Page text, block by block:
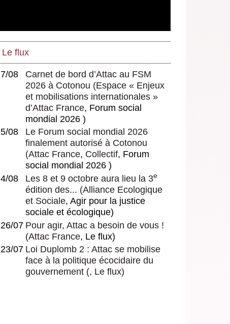
Le flux
7/08
Carnet de bord d’Attac au FSM
2026 à Cotonou (Espace « Enjeux
et mobilisations internationales »
d’Attac France, Forum social
mondial 2026 )
5/08
Le Forum social mondial 2026
finalement autorisé à Cotonou
(Attac France, Collectif, Forum
social mondial 2026 )
4/08
Les 8 et 9 octobre aura lieu la 3e
édition des... (Alliance Ecologique
et Sociale, Agir pour la justice
sociale et écologique)
26/07 Pour agir, Attac a besoin de vous !
(Attac France, Le flux)
23/07 Loi Duplomb 2 : Attac se mobilise
face à la politique écocidaire du
gouvernement (, Le flux)